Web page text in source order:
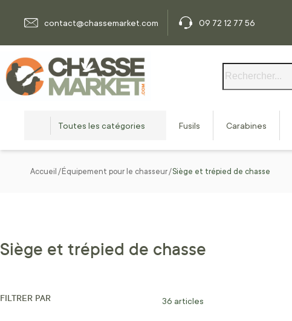
contact@chassemarket.com
09 72 12 77 56
Toutes les catégories Fusils Carabines
Accueil Équipement pour le chasseur Siège et trépied de chasse
Siège et trépied de chasse
FILTRER PAR 36 articles